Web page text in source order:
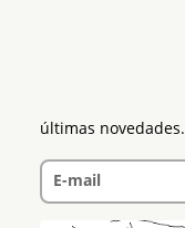
últimas novedades.
E-mail